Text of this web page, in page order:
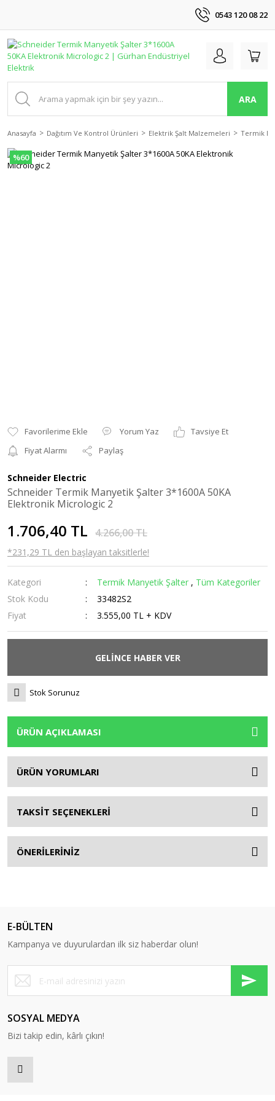
0543 120 08 22
ARA
Anasayfa Dağıtım Ve Kontrol Ürünleri Elektrik Şalt Malzemeleri Termik
%60
Yorum Yaz
Tavsiye Et
Fiyat Alarmı
Paylaş
Schneider Electric
Schneider Termik Manyetik Şalter 3*1600A 50KA
Elektronik Micrologic 2
1.706,40 TL 4.266,00 TL
*231,29 TL den başlayan taksitlerle!
Kategori Termik Manyetik Şalter , Tüm Kategoriler
Stok Kodu
33482S2
Fiyat
3.555,00 TL + KDV
GELİNCE HABER VER
Stok Sorunuz
ÜRÜN AÇIKLAMASI
ÜRÜN YORUMLARI
TAKSİT SEÇENEKLERİ
ÖNERİLERİNİZ
E-BÜLTEN
Kampanya ve duyurulardan ilk siz haberdar olun!
SOSYAL MEDYA
Bizi takip edin, kârlı çıkın!